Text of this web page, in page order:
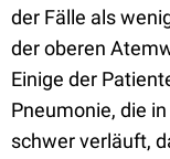
der Fälle als
der oberen
Einige der
Pneumonie, die
schwer verläuft,